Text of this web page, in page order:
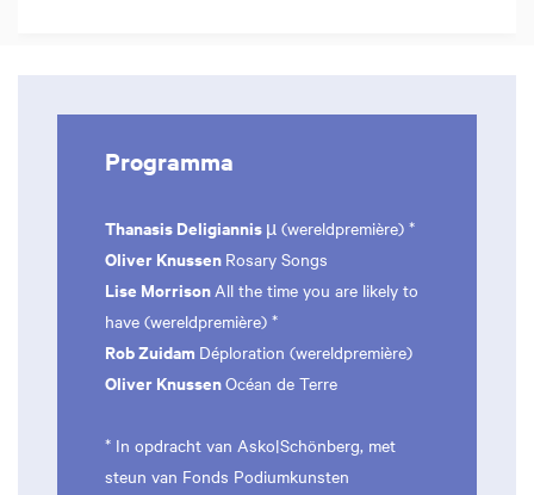
Programma
Thanasis Deligiannis µ (wereldpremière) *
Oliver Knussen Rosary Songs
Lise MorrisonAll the time you are likely to
have (wereldpremière) *
Rob Zuidam Déploration (wereldpremière)
Oliver KnussenOcéan de Terre
* In opdracht van Asko|Schönberg, met
steun van Fonds Podiumkunsten